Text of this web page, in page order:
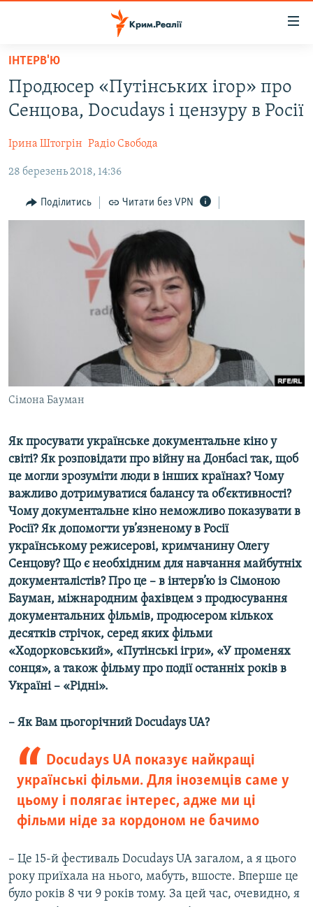
Перейти
основного
матеріалу
до
навігації
Перейти
ВОДА.КРИМ
ПОЛІТИКА
БЛОГИ
ПОГЛЯД
ВСЕ ЗА ДЕНЬ
СПЕЦПРОЕКТИ
ВІДЕОУРОКИ «ELIFBE»
СВІДЧЕННЯ ОКУПАЦІЇ
УКРАЇНСЬКА ПРОБЛЕМА КРИМУ
ІНФОГРАФІКА
ЯК ОБІЙТИ БЛОКУВАННЯ
ДОЛУЧАЙСЯ!
Усі сайти RFE/RL
ІНТЕРВ'Ю
Продюсер «Путінських ігор» про
Сенцова, Docudays і цензуру в Росії
Ірина Штогрін Радіо Свобода
28 березень 2018, 14:36
Поділитись Читати без VPN
Сімона Бауман
Як просувати українське документальне кіно у
світі? Як розповідати про війну на Донбасі так, щоб
це могли зрозуміти люди в інших країнах? Чому
важливо дотримуватися балансу та об’єктивності?
Чому документальне кіно неможливо показувати в
Росії? Як допомогти ув’язненому в Росії
українському режисерові, кримчанину Олегу
Сенцову? Що є необхідним для навчання майбутніх
документалістів? Про це – в інтерв’ю із Сімоною
Бауман, міжнародним фахівцем з продюсування
документальних фільмів, продюсером кількох
десятків стрічок, серед яких фільми
«Ходорковський», «Путінські ігри», «У променях
сонця», а також фільму про події останніх років в
Україні – «Рідні».
– Як Вам цьогорічний Docudays UA?
Docudays UA показує найкращі
українські фільми. Для іноземців саме у
цьому і полягає інтерес, адже ми ці
фільми ніде за кордоном не бачимо
– Це 15-й фестиваль Docudays UA загалом, а я цього
року приїхала на нього, мабуть, вшосте. Вперше це
було років 8 чи 9 років тому. За цей час, очевидно, я